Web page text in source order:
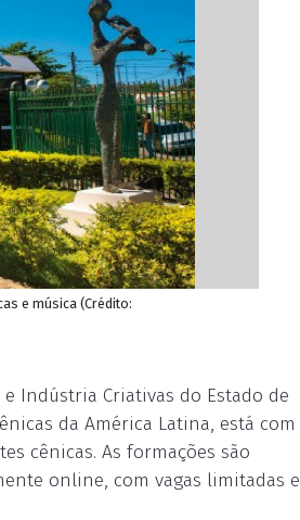
e música (Crédito:
Indústria Criativas do Estado de
da América Latina, está com
cênicas. As formações são
online, com vagas limitadas e